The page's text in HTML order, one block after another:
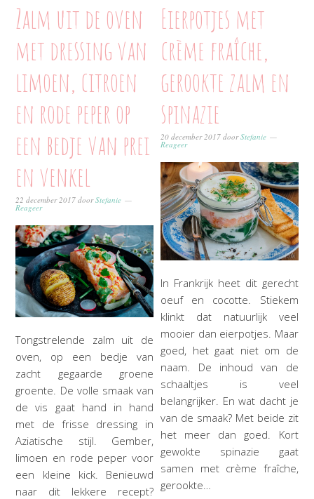
Zalm uit de oven
met dressing van
limoen, citroen
en rode peper op
een bedje van prei
en venkel
22 december 2017 doorStefanie
Reageer
Tongstrelende zalm uit de
oven, op een bedje van
zacht gegaarde groene
groente. De volle smaak van
de vis gaat hand in hand
met de frisse dressing in
Aziatische stijl. Gember,
limoen en rode peper voor
een kleine kick. Benieuwd
naar dit lekkere recept?
Eierpotjes met
crème fraîche,
gerookte zalm en
spinazie
20 december 2017 doorStefanie
Reageer
In Frankrijk heet dit gerecht
oeuf en cocotte. Stiekem
klinkt dat natuurlijk veel
mooier dan eierpotjes. Maar
goed, het gaat niet om de
naam. De inhoud van de
schaaltjes is veel
belangrijker. En wat dacht je
van de smaak? Met beide zit
het meer dan goed. Kort
gewokte spinazie gaat
samen met crème fraîche,
gerookte…